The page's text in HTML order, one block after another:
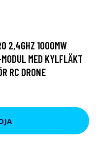
2,4GHZ 1000MW
MED KYLFLÄKT
RC DRONE